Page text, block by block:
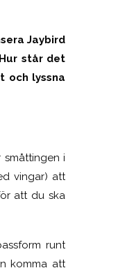
Jaybird
står det
och lyssna
småttingen i
vingar) att
att du ska
runt
komma att